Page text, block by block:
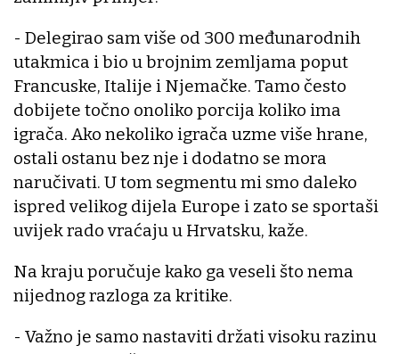
- Delegirao sam više od 300 međunarodnih
utakmica i bio u brojnim zemljama poput
Francuske, Italije i Njemačke. Tamo često
dobijete točno onoliko porcija koliko ima
igrača. Ako nekoliko igrača uzme više hrane,
ostali ostanu bez nje i dodatno se mora
naručivati. U tom segmentu mi smo daleko
ispred velikog dijela Europe i zato se sportaši
uvijek rado vraćaju u Hrvatsku, kaže.
Na kraju poručuje kako ga veseli što nema
nijednog razloga za kritike.
- Važno je samo nastaviti držati visoku razinu